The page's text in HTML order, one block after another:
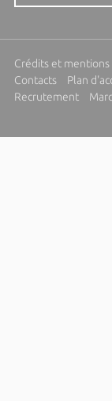
Crédits et
Contacts
Plan
Recrutement